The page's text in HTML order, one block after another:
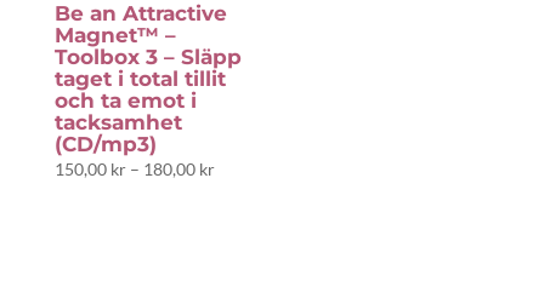
Be an Attractive
Magnet™ –
Toolbox 3 – Släpp
taget i total tillit
och ta emot i
tacksamhet
(CD/mp3)
150,00 kr – 180,00 krPrisintervall: